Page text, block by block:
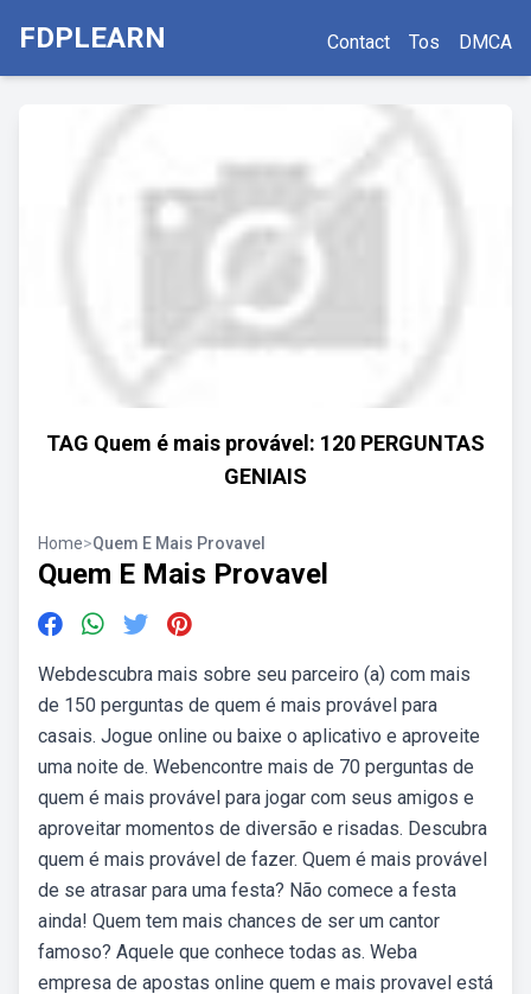
FDPLEARN Contact Tos DMCA
TAG Quem é mais provável: 120 PERGUNTAS
GENIAIS
Home>Quem E Mais Provavel
Quem E Mais Provavel
Webdescubra mais sobre seu parceiro (a) com mais
de 150 perguntas de quem é mais provável para
casais. Jogue online ou baixe o aplicativo e aproveite
uma noite de. Webencontre mais de 70 perguntas de
quem é mais provável para jogar com seus amigos e
aproveitar momentos de diversão e risadas. Descubra
quem é mais provável de fazer. Quem é mais provável
de se atrasar para uma festa? Não comece a festa
ainda! Quem tem mais chances de ser um cantor
famoso? Aquele que conhece todas as. Weba
empresa de apostas online quem e mais provavel está